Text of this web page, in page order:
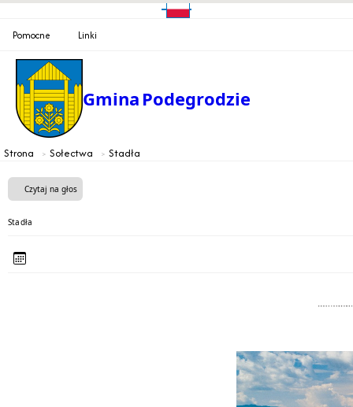
Pomocne Linki
Gmina Podegrodzie
Strona Sołectwa Stadła
Czytaj na głos
Stadła